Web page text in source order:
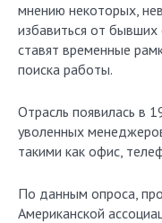
мнению некоторых,
избавиться от
ставят временные
поиска работы.
Отрасль появилась в
уволенных
такими как офис,
По данным опроса,
Американской